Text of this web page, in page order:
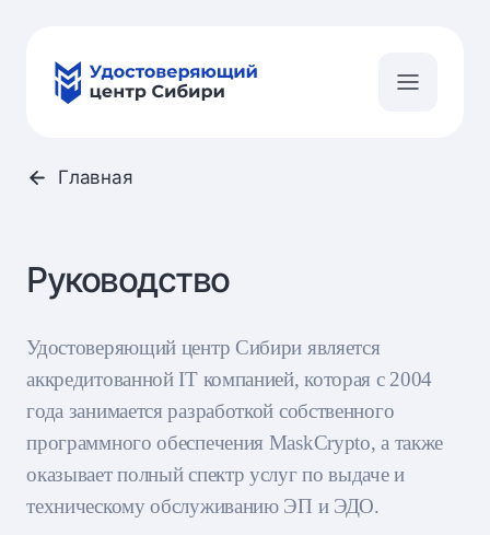
Главная
Руководство
Удостоверяющий центр Сибири является
аккредитованной IT компанией, которая с 2004
года занимается разработкой собственного
программного обеспечения MaskCrypto, а также
оказывает полный спектр услуг по выдаче и
техническому обслуживанию ЭП и ЭДО.